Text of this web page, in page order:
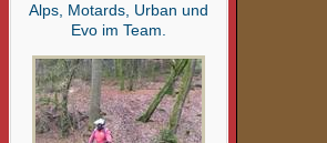
Alps, Motards, Urban und
Evo im Team.